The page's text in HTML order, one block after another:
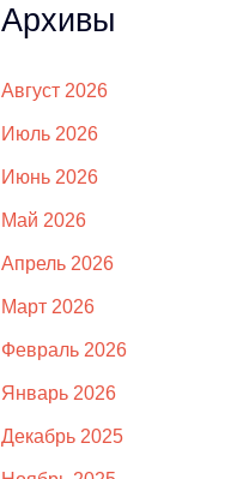
Архивы
Август 2026
Июль 2026
Июнь 2026
Май 2026
Апрель 2026
Март 2026
Февраль 2026
Январь 2026
Декабрь 2025